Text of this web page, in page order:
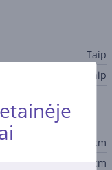
Taip
Taip
25,5 cm
21 cm